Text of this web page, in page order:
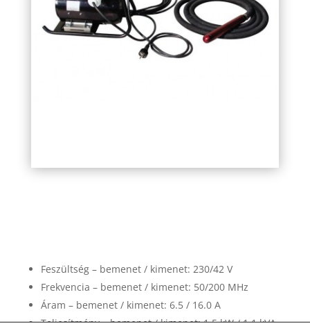
Feszültség – bemenet / kimenet: 230/42 V
Frekvencia – bemenet / kimenet: 50/200 MHz
Áram – bemenet / kimenet: 6.5 / 16.0 A
Teljesítmény – bemenet / kimenet: 1,5 kW / 1,1 kVA